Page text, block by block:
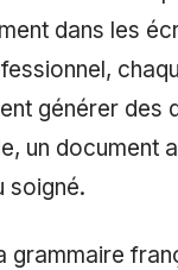
dans les
générer des
un document
soigné.
grammaire